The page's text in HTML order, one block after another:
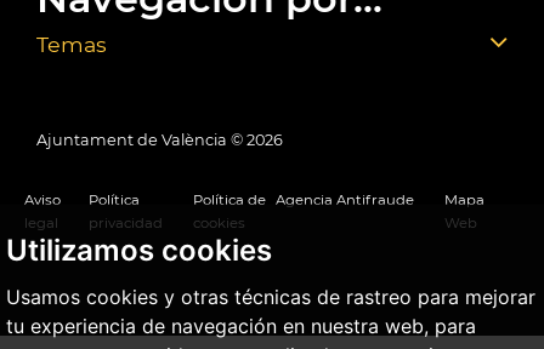
Utilizamos cookies
Usamos cookies y otras técnicas de rastreo para mejorar
tu experiencia de navegación en nuestra web, para
Temas
Ajuntament de València © 2026
Aviso
legal
Política
privacidad
Política de
cookies
Agencia Antifraude
Mapa
Web